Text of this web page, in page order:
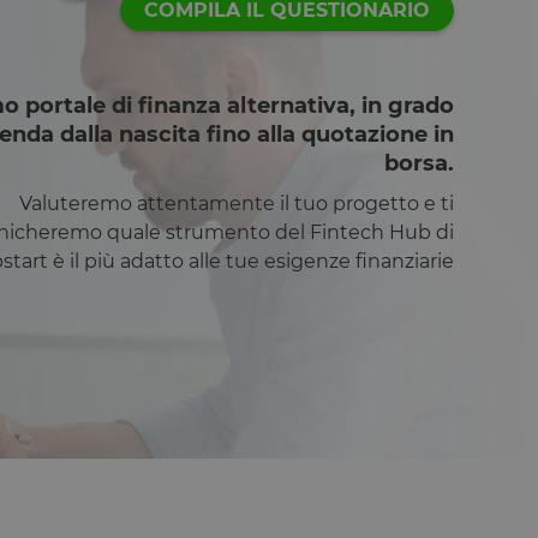
COMPILA IL QUESTIONARIO
portale di finanza alternativa, in grado
dalla nascita fino alla quotazione in
borsa.
Valuteremo attentamente il tuo progetto e ti
quale strumento del Fintech Hub di
è il più adatto alle tue esigenze finanziarie